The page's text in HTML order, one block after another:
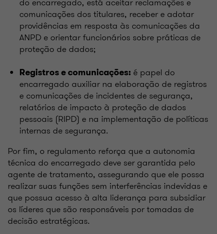
comunicações dos titulares, receber e adotar
providências em resposta às comunicações da
ANPD e orientar funcionários sobre práticas de
proteção de dados;
Registros e comunicações: é papel do
encarregado auxiliar na elaboração de registros
e comunicações de incidentes de segurança,
relatórios de impacto à proteção de dados
pessoais (RIPD) e na implementação de políticas
internas de segurança.
Por fim, o regulamento reforça que a autonomia
técnica do encarregado deve ser garantida pelo
agente de tratamento, assegurando que ele possa
realizar suas funções sem interferências indevidas e
que possua acesso à alta liderança para subsidiar
os líderes que são responsáveis por tomadas de
decisão estratégicas.